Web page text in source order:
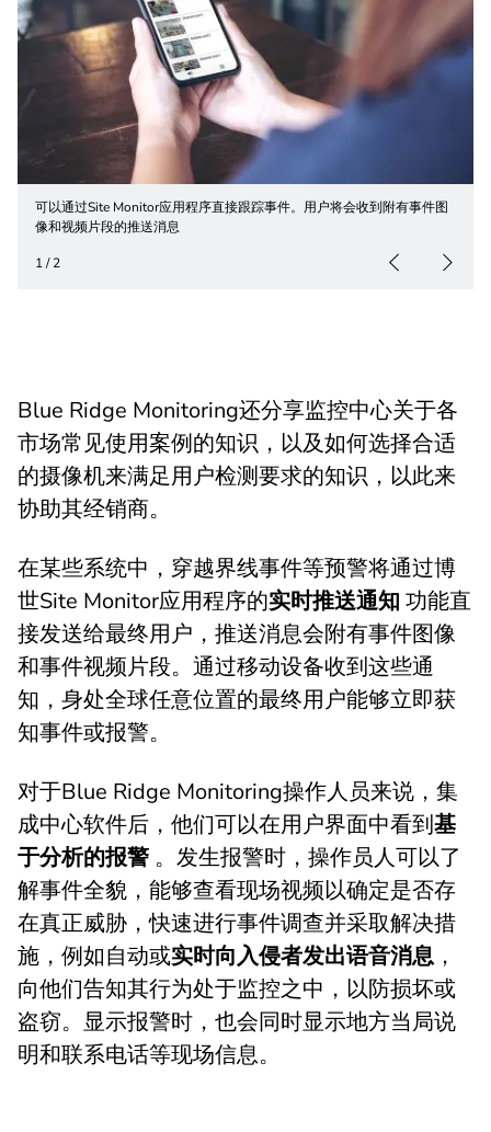
可以通过Site Monitor应用程序直接跟踪事件。用户将会收到附有事件图
像和视频片段的推送消息
1/2
Blue Ridge Monitoring还分享监控中心关于各
市场常见使用案例的知识，以及如何选择合适
的摄像机来满足用户检测要求的知识，以此来
协助其经销商。
在某些系统中，穿越界线事件等预警将通过博
世Site Monitor应用程序的实时推送通知 功能直
接发送给最终用户，推送消息会附有事件图像
和事件视频片段。通过移动设备收到这些通
知，身处全球任意位置的最终用户能够立即获
知事件或报警。
对于Blue Ridge Monitoring操作人员来说，集
成中心软件后，他们可以在用户界面中看到基
于分析的报警 。发生报警时，操作员人可以了
解事件全貌，能够查看现场视频以确定是否存
在真正威胁，快速进行事件调查并采取解决措
施，例如自动或实时向入侵者发出语音消息，
向他们告知其行为处于监控之中，以防损坏或
盗窃。显示报警时，也会同时显示地方当局说
明和联系电话等现场信息。